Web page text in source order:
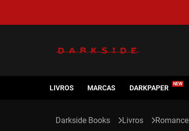
LIVROS MARCAS DARKPAPER
Livros Romance